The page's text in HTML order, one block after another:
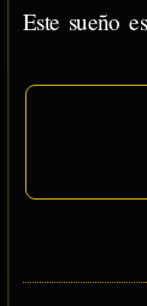
Este sueño